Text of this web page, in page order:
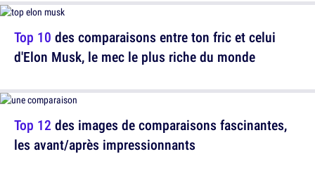
Top 12 des images de comparaisons fascinantes,
les avant/après impressionnants
Top 10 des comparaisons entre ton fric et celui
d'Elon Musk, le mec le plus riche du monde